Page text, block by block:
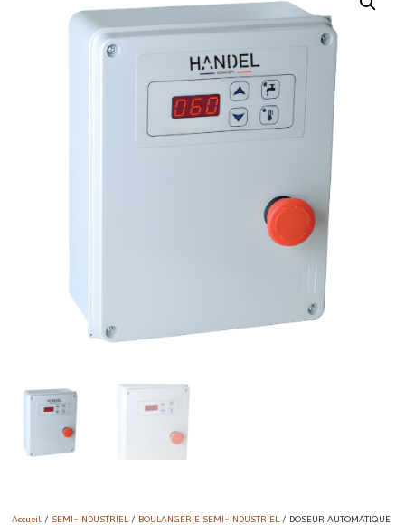
Accueil / SEMI-INDUSTRIEL/ BOULANGERIE SEMI-INDUSTRIEL/ DOSEUR AUTOMATIQUE